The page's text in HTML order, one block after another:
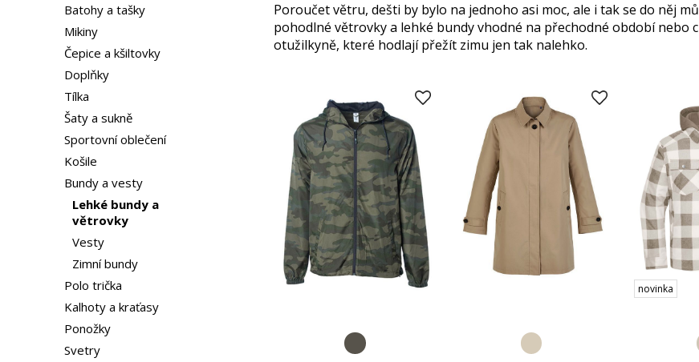
Batohy a tašky
Mikiny
Čepice a kšiltovky
Doplňky
Tílka
Šaty a sukně
Sportovní oblečení
Košile
Bundy a vesty
Lehké bundy a
větrovky
Vesty
Zimní bundy
Polo trička
Kalhoty a kraťasy
Ponožky
Svetry
Poroučet větru, dešti by bylo na jednoho asi moc, ale i tak se do něj
pohodlné větrovky a lehké bundy vhodné na přechodné období nebo
otužilkyně, které hodlají přežít zimu jen tak nalehko.
novinka